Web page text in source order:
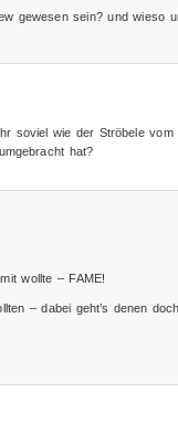
gewesen sein? und wieso
soviel wie der Ströbele
hat?
wollte – FAME!
– dabei geht’s denen